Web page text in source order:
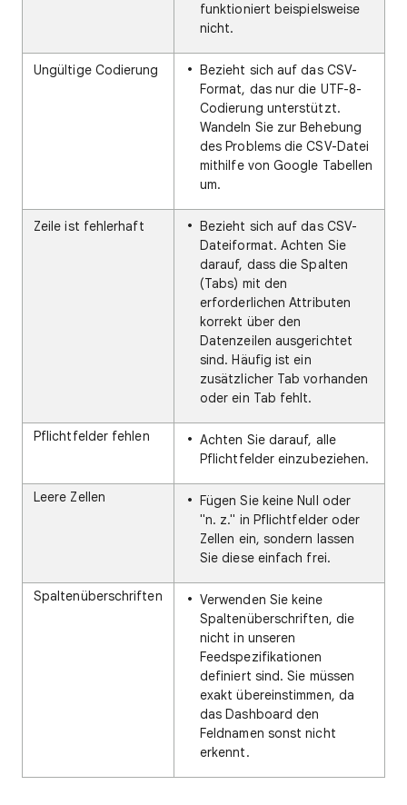
funktioniert beispielsweise
nicht.
Ungültige Codierung
Bezieht sich auf das CSV-
Format, das nur die UTF-8-
Codierung unterstützt.
Wandeln Sie zur Behebung
des Problems die CSV-Datei
mithilfe von Google Tabellen
um.
Zeile ist fehlerhaft
Bezieht sich auf das CSV-
Dateiformat. Achten Sie
darauf, dass die Spalten
(Tabs) mit den
erforderlichen Attributen
korrekt über den
Datenzeilen ausgerichtet
sind. Häufig ist ein
zusätzlicher Tab vorhanden
oder ein Tab fehlt.
Pflichtfelder fehlen
Achten Sie darauf, alle
Pflichtfelder einzubeziehen.
Leere Zellen
Fügen Sie keine Null oder
"n. z." in Pflichtfelder oder
Zellen ein, sondern lassen
Sie diese einfach frei.
Spaltenüberschriften
Verwenden Sie keine
Spaltenüberschriften, die
nicht in unseren
Feedspezifikationen
definiert sind. Sie müssen
exakt übereinstimmen, da
das Dashboard den
Feldnamen sonst nicht
erkennt.